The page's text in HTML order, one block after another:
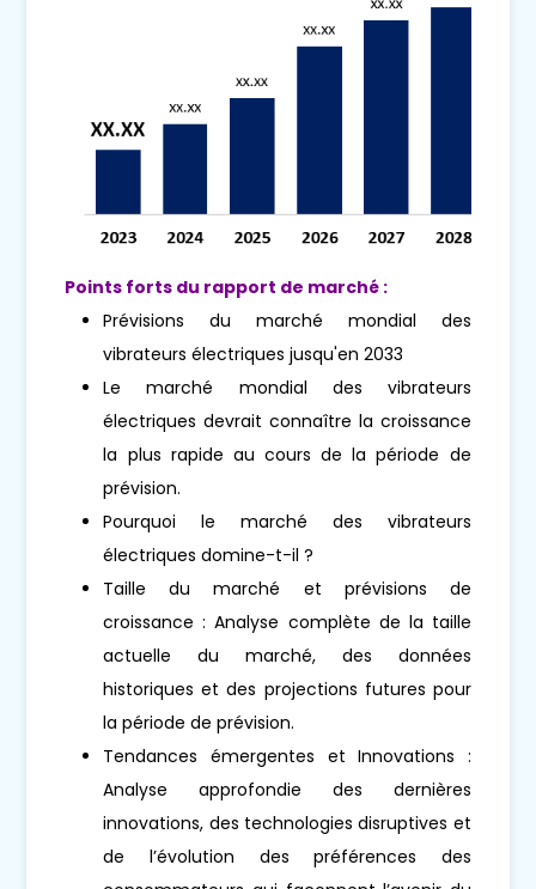
Points forts du rapport de marché :
Prévisions du marché mondial des
vibrateurs électriques jusqu'en 2033
Le marché mondial des vibrateurs
électriques devrait connaître la croissance
la plus rapide au cours de la période de
prévision.
Pourquoi le marché des vibrateurs
électriques domine-t-il ?
Taille du marché et prévisions de
croissance : Analyse complète de la taille
actuelle du marché, des données
historiques et des projections futures pour
la période de prévision.
Tendances émergentes et Innovations :
Analyse approfondie des dernières
innovations, des technologies disruptives et
de l’évolution des préférences des